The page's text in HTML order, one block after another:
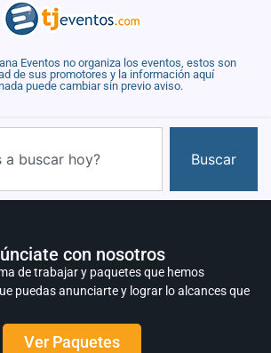
Eventos no organiza los eventos, estos son
de sus promotores y la información aquí
puede cambiar sin previo aviso.
Buscar
con nosotros
de trabajar y paquetes que hemos
puedas anunciarte y lograr lo alcances que
Ver Paquetes